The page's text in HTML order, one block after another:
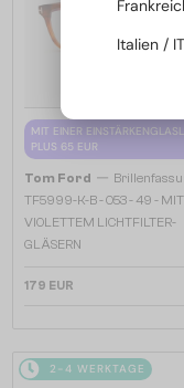
MIT EINER
PLUS 65 EUR
Tom Ford —
TF5999-K-B - 053 - 49 -
VIOLETTEM LICHTFILTER-
GLÄSERN
179 EUR
2-4 WERKTAGE
Italien / IT